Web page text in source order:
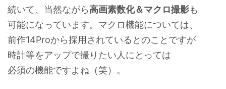
続いて、当然ながら高画素数化＆マクロ撮影も
可能になっています。マクロ機能については、
前作14Proから採用されているとのことですが
時計等をアップで撮りたい人にとっては
必須の機能ですよね（笑）。